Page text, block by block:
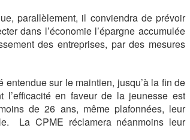
parallèlement, il conviendra de prévoir
dans l’économie l’épargne accumulée
des entreprises, par des mesures
sur le maintien, jusqu’à la fin de
l’efficacité en faveur de la jeunesse est
de 26 ans, même plafonnées, leur
La CPME réclamera néanmoins leur